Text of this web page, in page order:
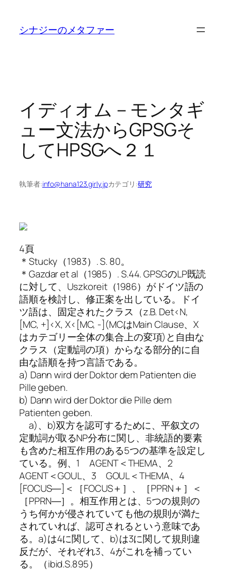
シナジーのメタファー
イディオム－モンタギ
ュー文法からGPSGそ
してHPSGへ２１
執筆者:info@hana123.girly.jpカテゴリ:研究
4頁
＊Stucky（1983）. S. 80。
＊Gazdar et al（1985）. S.44. GPSGのLP既読
に対して、Uszkoreit（1986）がドイツ語の
語順を検討し、修正案を出している。ドイ
ツ語は、固定されたクラス（z.B. Det<N,
[MC, +]<X, X<[MC, -](MCはMain Clause、X
はカテゴリー全体の集合上の変項)と自由な
クラス（定動詞の項）からなる部分的に自
由な語順を持つ言語である。
a) Dann wird der Doktor dem Patienten die
Pille geben.
b) Dann wird der Doktor die Pille dem
Patienten geben.
a)、b)双方を認可するために、平叙文の
定動詞が取るNP分布に関し、非統語的要素
も含めた相互作用のある5つの基準を設定し
ている。例、1 AGENT＜THEMA、2
AGENT＜GOUL、3 GOUL＜THEMA、4
[FOCUS―]＜［FOCUS＋］、［PPRN＋］＜
［PPRN―］。相互作用とは、5つの規則の
うち何かが侵されていても他の規則が満た
されていれば、認可されるという意味であ
る。a)は4に関して、b)は3に関して規則違
反だが、それぞれ3、4がこれを補ってい
る。（ibid.S.895）